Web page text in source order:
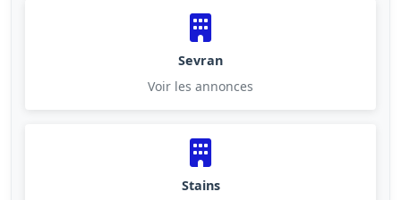
Sevran
Voir les annonces
Stains